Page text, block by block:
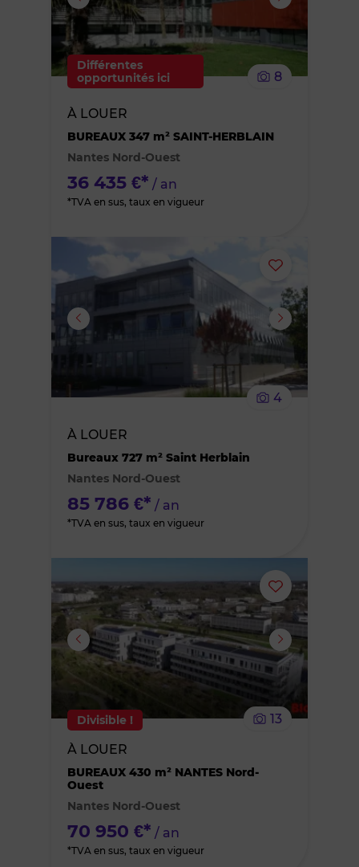
Différentes
opportunités ici
8
À LOUER
BUREAUX 347 m² SAINT-HERBLAIN
Nantes Nord-Ouest
36 435 €* / an
*TVA en sus, taux en vigueur
Ajouter
ou
le
4
À LOUER
Bureaux 727 m² Saint Herblain
Nantes Nord-Ouest
85 786 €* / an
*TVA en sus, taux en vigueur
Ajouter
ou
supprimer
Divisible !
13
À LOUER
BUREAUX 430 m² NANTES Nord-
Ouest
Nantes Nord-Ouest
70 950 €* / an
*TVA en sus, taux en vigueur